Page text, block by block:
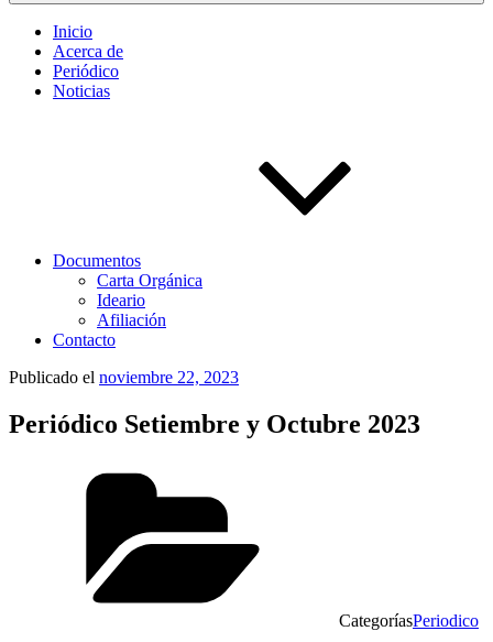
Inicio
Acerca de
Periódico
Noticias
Documentos
Carta Orgánica
Ideario
Afiliación
Contacto
Publicado el noviembre 22, 2023
Periódico Setiembre y Octubre 2023
CategoríasPeriodico